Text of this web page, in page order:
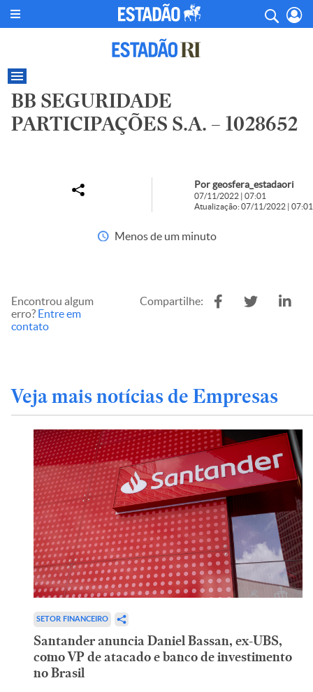
BB SEGURIDADE
PARTICIPAÇÕES S.A. – 1028652
Por geosfera_estadaori
07/11/2022 | 07:01
Atualização: 07/11/2022 | 07:01
Menos de um minuto
Encontrou algum
erro? Entre em
contato
Compartilhe:
Veja mais notícias de Empresas
SETOR FINANCEIRO
Santander anuncia Daniel Bassan, ex-UBS,
como VP de atacado e banco de investimento
no Brasil